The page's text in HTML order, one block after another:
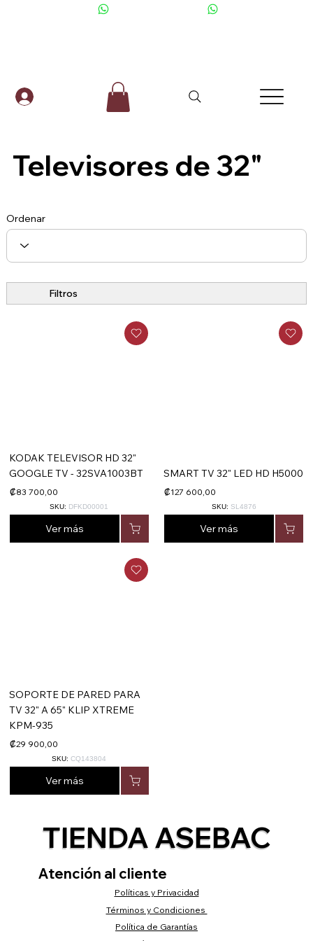
KODAK TELEVISOR HD 32"
GOOGLE TV - 32SVA1003BT
₡83 700,00
Ver más
SKU: DFKD00001
SMART TV 32" LED HD H5000
₡127 600,00
Ver más
SKU: SL4876
SOPORTE DE PARED PARA
TV 32" A 65" KLIP XTREME
KPM-935
₡29 900,00
Ver más
SKU:CQ143804
Televisores de 32"
Filtros
Ordenar
TIENDA ASEBAC
Atención al cliente
Políticas y Privacidad
Términos y Condiciones
Política de Garantías